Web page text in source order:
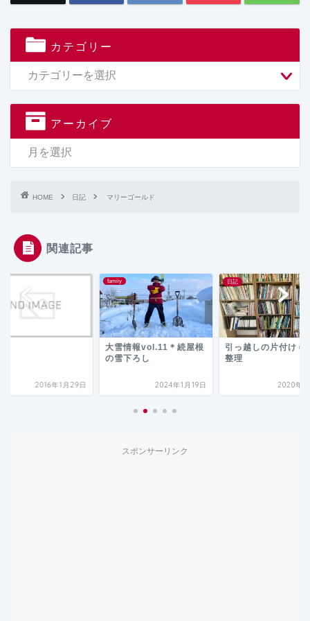
カテゴリー
アーカイブ
HOME 日記 マリーゴールド
関連記事
2016年1月29日
famiiy
大雪情報vol.11＊続屋根
の雪下ろし
2024年1月19日
日記
引っ越しの片付け＝
整理
2020年9
スポンサーリンク